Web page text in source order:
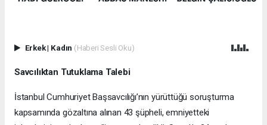
Erkek| Kadın (Haberi Sesli Oku)
Savcılıktan Tutuklama Talebi
İstanbul Cumhuriyet Başsavcılığı’nın yürüttüğü soruşturma
kapsamında gözaltına alınan 43 şüpheli, emniyetteki